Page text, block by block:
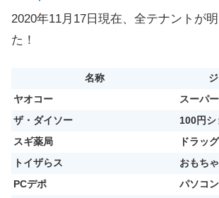
2020年11月17日現在、全テナントが
た！
名称
ヤオコー
スーパ
ザ・ダイソー
100円シ
スギ薬局
ドラッ
トイザらス
おもちゃ
PCデポ
パソコン